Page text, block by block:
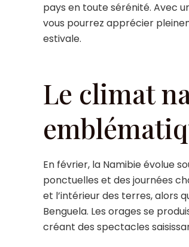
pays en toute sérénité. Avec
vous pourrez apprécier
estivale.
Le climat
En février, la Namibie évolue
ponctuelles et des journées
et l’intérieur des terres, alors
Benguela. Les orages se
créant des spectacles